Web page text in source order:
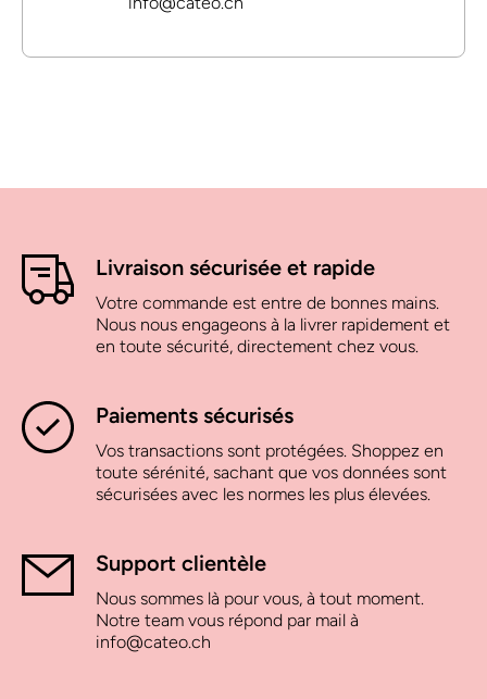
Livraison sécurisée et rapide
Votre commande est entre de bonnes mains.
Nous nous engageons à la livrer rapidement et
en toute sécurité, directement chez vous.
Paiements sécurisés
Vos transactions sont protégées. Shoppez en
toute sérénité, sachant que vos données sont
sécurisées avec les normes les plus élevées.
Support clientèle
Nous sommes là pour vous, à tout moment.
Notre team vous répond par mail à
info@cateo.ch